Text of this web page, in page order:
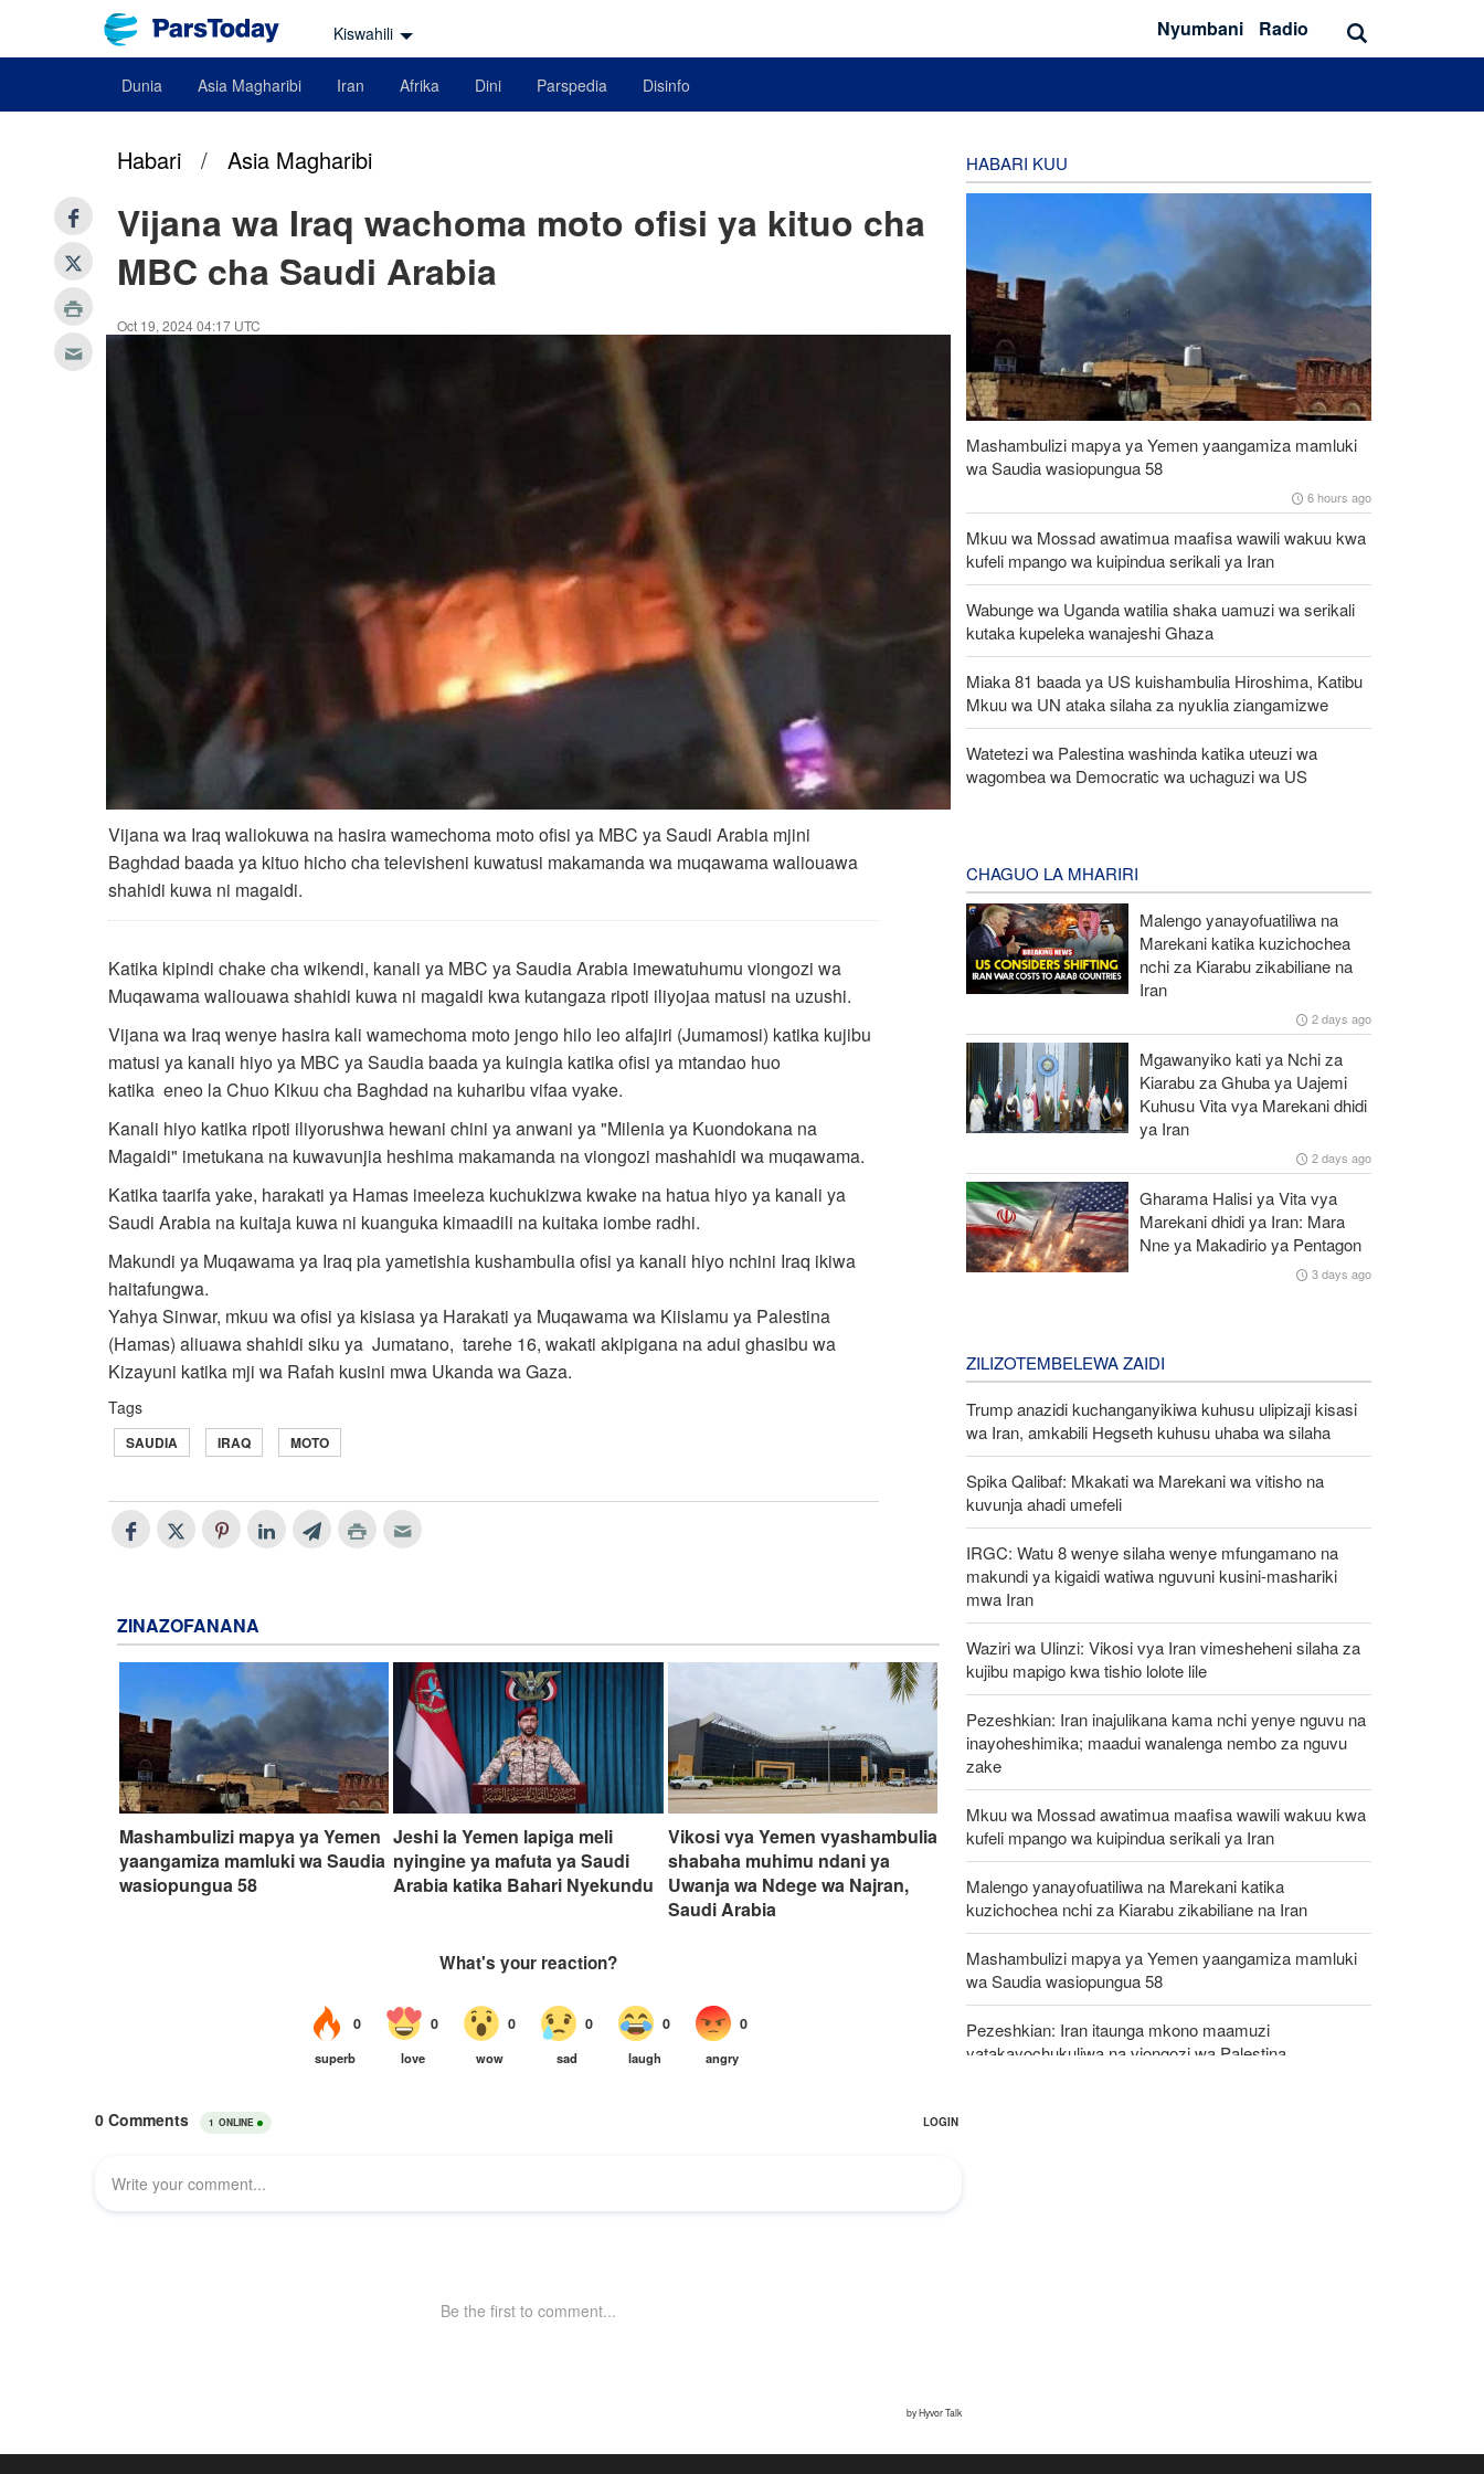
Kiswahili Nyumbani Radio
Dunia Asia Magharibi Iran Afrika Dini Parspedia Disinfo
Habari / Asia Magharibi
Vijana wa Iraq wachoma moto ofisi ya kituo cha
MBC cha Saudi Arabia
Oct 19, 2024 04:17 UTC
Vijana wa Iraq waliokuwa na hasira wamechoma moto ofisi ya MBC ya Saudi Arabia mjini
Baghdad baada ya kituo hicho cha televisheni kuwatusi makamanda wa muqawama waliouawa
shahidi kuwa ni magaidi.
Katika kipindi chake cha wikendi, kanali ya MBC ya Saudia Arabia imewatuhumu viongozi wa
Muqawama waliouawa shahidi kuwa ni magaidi kwa kutangaza ripoti iliyojaa matusi na uzushi.
Vijana wa Iraq wenye hasira kali wamechoma moto jengo hilo leo alfajiri (Jumamosi) katika kujibu
matusi ya kanali hiyo ya MBC ya Saudia baada ya kuingia katika ofisi ya mtandao huo
katika eneo la Chuo Kikuu cha Baghdad na kuharibu vifaa vyake.
Kanali hiyo katika ripoti iliyorushwa hewani chini ya anwani ya "Milenia ya Kuondokana na
Magaidi" imetukana na kuwavunjia heshima makamanda na viongozi mashahidi wa muqawama.
Katika taarifa yake, harakati ya Hamas imeeleza kuchukizwa kwake na hatua hiyo ya kanali ya
Saudi Arabia na kuitaja kuwa ni kuanguka kimaadili na kuitaka iombe radhi.
Makundi ya Muqawama ya Iraq pia yametishia kushambulia ofisi ya kanali hiyo nchini Iraq ikiwa
haitafungwa.
Yahya Sinwar, mkuu wa ofisi ya kisiasa ya Harakati ya Muqawama wa Kiislamu ya Palestina
(Hamas) aliuawa shahidi siku ya Jumatano, tarehe 16, wakati akipigana na adui ghasibu wa
Kizayuni katika mji wa Rafah kusini mwa Ukanda wa Gaza.
Tags
SAUDIA IRAQ MOTO
ZINAZOFANANA
Mashambulizi mapya ya Yemen
yaangamiza mamluki wa Saudia
wasiopungua 58
Jeshi la Yemen lapiga meli
nyingine ya mafuta ya Saudi
Arabia katika Bahari Nyekundu
Vikosi vya Yemen vyashambulia
shabaha muhimu ndani ya
Uwanja wa Ndege wa Najran,
Saudi Arabia
HABARI KUU
Mashambulizi mapya ya Yemen yaangamiza mamluki
wa Saudia wasiopungua 58
6 hours ago
Mkuu wa Mossad awatimua maafisa wawili wakuu kwa
kufeli mpango wa kuipindua serikali ya Iran
Wabunge wa Uganda watilia shaka uamuzi wa serikali
kutaka kupeleka wanajeshi Ghaza
Miaka 81 baada ya US kuishambulia Hiroshima, Katibu
Mkuu wa UN ataka silaha za nyuklia ziangamizwe
Watetezi wa Palestina washinda katika uteuzi wa
wagombea wa Democratic wa uchaguzi wa US
CHAGUO LA MHARIRI
Malengo yanayofuatiliwa na
Marekani katika kuzichochea
nchi za Kiarabu zikabiliane na
Iran
2 days ago
Mgawanyiko kati ya Nchi za
Kiarabu za Ghuba ya Uajemi
Kuhusu Vita vya Marekani dhidi
ya Iran
2 days ago
Gharama Halisi ya Vita vya
Marekani dhidi ya Iran: Mara
Nne ya Makadirio ya Pentagon
3 days ago
ZILIZOTEMBELEWA ZAIDI
Trump anazidi kuchanganyikiwa kuhusu ulipizaji kisasi
wa Iran, amkabili Hegseth kuhusu uhaba wa silaha
Spika Qalibaf: Mkakati wa Marekani wa vitisho na
kuvunja ahadi umefeli
IRGC: Watu 8 wenye silaha wenye mfungamano na
makundi ya kigaidi watiwa nguvuni kusini-mashariki
mwa Iran
Waziri wa Ulinzi: Vikosi vya Iran vimesheheni silaha za
kujibu mapigo kwa tishio lolote lile
Pezeshkian: Iran inajulikana kama nchi yenye nguvu na
inayoheshimika; maadui wanalenga nembo za nguvu
zake
Mkuu wa Mossad awatimua maafisa wawili wakuu kwa
kufeli mpango wa kuipindua serikali ya Iran
Malengo yanayofuatiliwa na Marekani katika
kuzichochea nchi za Kiarabu zikabiliane na Iran
Mashambulizi mapya ya Yemen yaangamiza mamluki
wa Saudia wasiopungua 58
Pezeshkian: Iran itaunga mkono maamuzi
yatakayochukuliwa na viongozi wa Palestina